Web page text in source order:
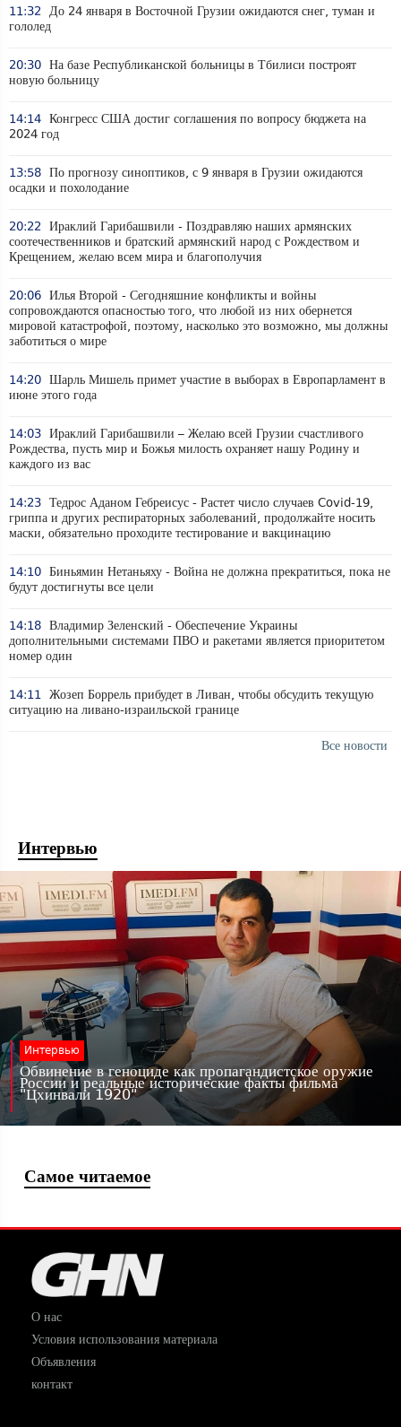
11:32 До 24 января в Восточной Грузии ожидаются снег, туман и
гололед
20:30 На базе Республиканской больницы в Тбилиси построят
новую больницу
14:14 Конгресс США достиг соглашения по вопросу бюджета на
2024 год
13:58 По прогнозу синоптиков, с 9 января в Грузии ожидаются
осадки и похолодание
20:22 Ираклий Гарибашвили - Поздравляю наших армянских
соотечественников и братский армянский народ с Рождеством и
Крещением, желаю всем мира и благополучия
20:06 Илья Второй - Сегодняшние конфликты и войны
сопровождаются опасностью того, что любой из них обернется
мировой катастрофой, поэтому, насколько это возможно, мы должны
заботиться о мире
14:20 Шарль Мишель примет участие в выборах в Европарламент в
июне этого года
14:03 Ираклий Гарибашвили – Желаю всей Грузии счастливого
Рождества, пусть мир и Божья милость охраняет нашу Родину и
каждого из вас
14:23 Тедрос Аданом Гебреисус - Растет число случаев Covid-19,
гриппа и других респираторных заболеваний, продолжайте носить
маски, обязательно проходите тестирование и вакцинацию
14:10 Биньямин Нетаньяху - Война не должна прекратиться, пока не
будут достигнуты все цели
14:18 Владимир Зеленский - Обеспечение Украины
дополнительными системами ПВО и ракетами является приоритетом
номер один
14:11 Жозеп Боррель прибудет в Ливан, чтобы обсудить текущую
ситуацию на ливано-израильской границе
Все новости
Интервью
Интервью
Обвинение в геноциде как пропагандистское оружие
России и реальные исторические факты фильма
"Цхинвали 1920"
Самое читаемое
О нас
Условия использования материала
Объявления
контакт